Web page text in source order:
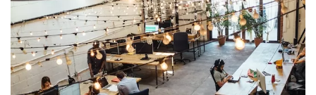
1.1
【実
例】
表面
上の
数字
に騙